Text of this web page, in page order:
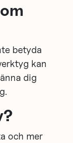
betyda
kan
dig
och mer